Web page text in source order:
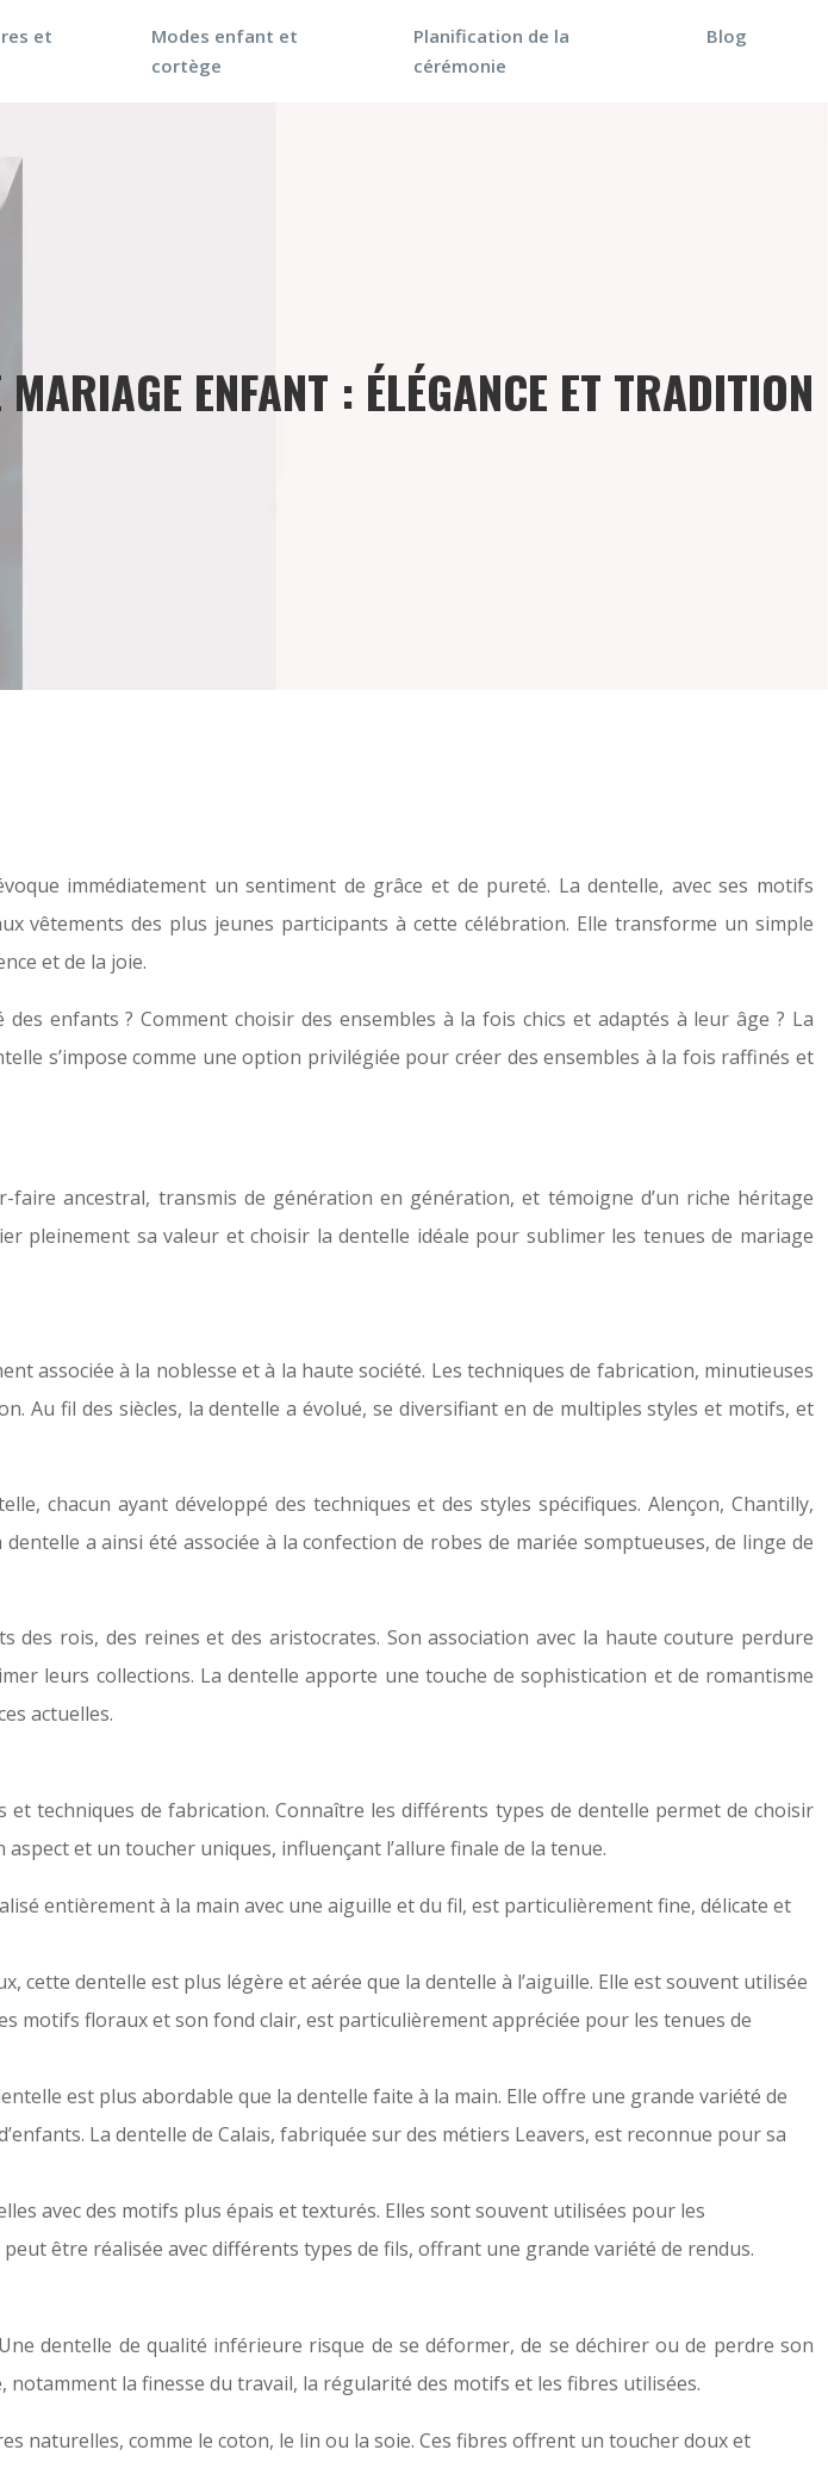
et
Modes enfant et
cortège
Planification de la
cérémonie
Blog
ENFANT : ÉLÉGANCE ET TRADITION
immédiatement un sentiment de grâce et de pureté. La dentelle, avec ses motifs
vêtements des plus jeunes participants à cette célébration. Elle transforme un simple
et de la joie.
enfants ? Comment choisir des ensembles à la fois chics et adaptés à leur âge ? La
s’impose comme une option privilégiée pour créer des ensembles à la fois raffinés et
ancestral, transmis de génération en génération, et témoigne d’un riche héritage
pleinement sa valeur et choisir la dentelle idéale pour sublimer les tenues de mariage
associée à la noblesse et à la haute société. Les techniques de fabrication, minutieuses
Au fil des siècles, la dentelle a évolué, se diversifiant en de multiples styles et motifs, et
chacun ayant développé des techniques et des styles spécifiques. Alençon, Chantilly,
a ainsi été associée à la confection de robes de mariée somptueuses, de linge de
rois, des reines et des aristocrates. Son association avec la haute couture perdure
leurs collections. La dentelle apporte une touche de sophistication et de romantisme
actuelles.
techniques de fabrication. Connaître les différents types de dentelle permet de choisir
et un toucher uniques, influençant l’allure finale de la tenue.
entièrement à la main avec une aiguille et du fil, est particulièrement fine, délicate et
cette dentelle est plus légère et aérée que la dentelle à l’aiguille. Elle est souvent utilisée
motifs floraux et son fond clair, est particulièrement appréciée pour les tenues de
est plus abordable que la dentelle faite à la main. Elle offre une grande variété de
La dentelle de Calais, fabriquée sur des métiers Leavers, est reconnue pour sa
avec des motifs plus épais et texturés. Elles sont souvent utilisées pour les
être réalisée avec différents types de fils, offrant une grande variété de rendus.
dentelle de qualité inférieure risque de se déformer, de se déchirer ou de perdre son
la finesse du travail, la régularité des motifs et les fibres utilisées.
naturelles, comme le coton, le lin ou la soie. Ces fibres offrent un toucher doux et